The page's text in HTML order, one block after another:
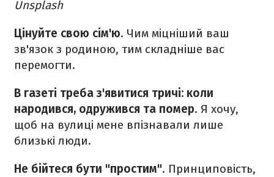
Unsplash
Цінуйте свою сім'ю. Чим міцніший ваш
зв'язок з родиною, тим складніше вас
перемогти.
В газеті треба з'явитися тричі: коли
народився, одружився та помер. Я хочу,
щоб на вулиці мене впізнавали лише
близькі люди.
Не бійтеся бути "простим". Принциповість,